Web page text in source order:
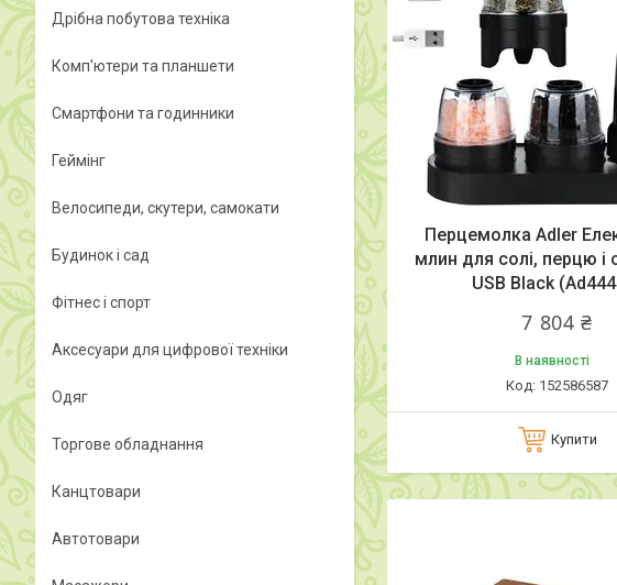
Перцемолка Adler
млин для солі, перцю і
USB Black
7 804 ₴
В наявності
152586587
Купити
Дрібна побутова техніка
Комп'ютери та планшети
Смартфони та годинники
Геймінг
Велосипеди, скутери, самокати
Будинок і сад
Фітнес і спорт
Аксесуари для цифрової техніки
Одяг
Торгове обладнання
Канцтовари
Автотовари